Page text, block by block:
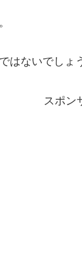
はないでしょ
スポン